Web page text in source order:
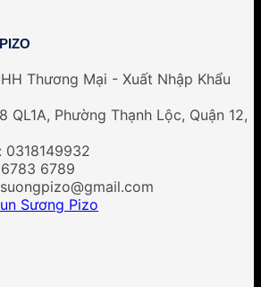
Thương Mại - Xuất Nhập Khẩu
QL1A, Phường Thạnh Lộc, Quận 12,
0318149932
6789
Sương Pizo